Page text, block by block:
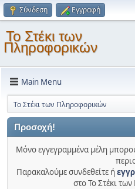
Σύνδεση Εγγραφή
Το Στέκι των
Πληροφορικών
Main Menu
Το Στέκι των Πληροφορικών
Προσοχή!
Μόνο εγγεγραμμένα μέλη
Παρακαλούμε συνδεθείτε ή
στο Το Στέκι